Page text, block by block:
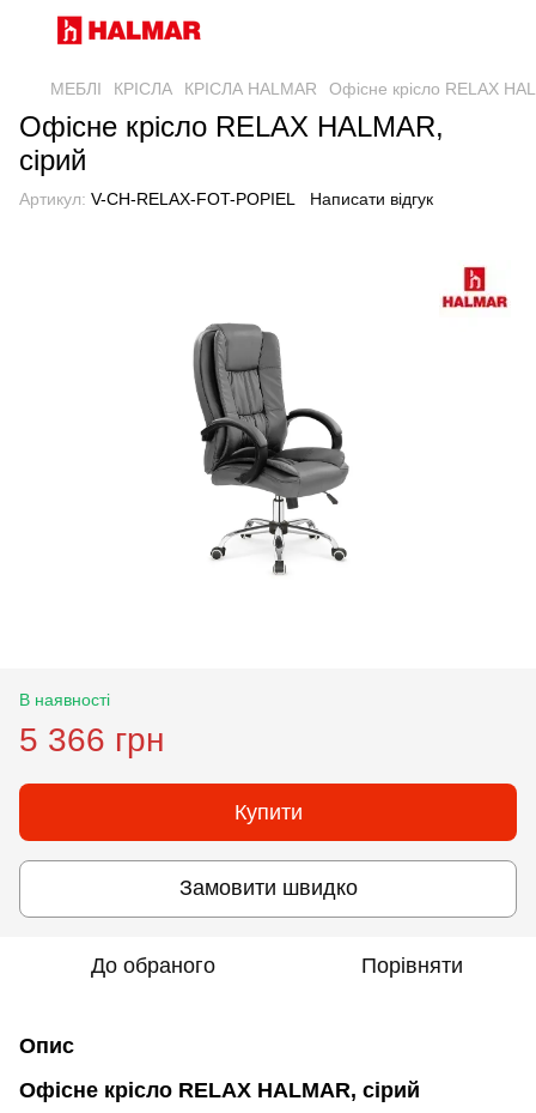
МЕБЛІ КРІСЛА КРІСЛА HALMAR Офісне крісло RELAX
Офісне крісло RELAX HALMAR,
сірий
Артикул: V-CH-RELAX-FOT-POPIEL Написати відгук
В наявності
5 366 грн
Купити
Замовити швидко
До обраного Порівняти
Опис
Офісне крісло RELAX HALMAR, сірий